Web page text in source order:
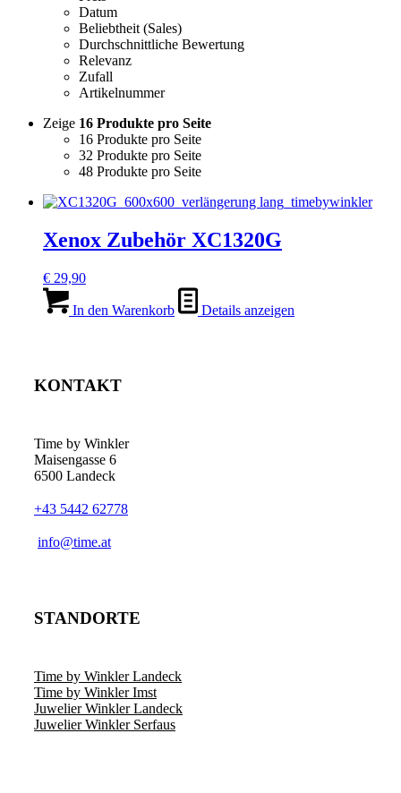
Datum
Beliebtheit (Sales)
Durchschnittliche Bewertung
Relevanz
Zufall
Artikelnummer
Zeige 16 Produkte pro Seite
16 Produkte pro Seite
32 Produkte pro Seite
48 Produkte pro Seite
Xenox Zubehör XC1320G
€ 29,90
In den Warenkorb Details anzeigen
KONTAKT
Time by Winkler
Maisengasse 6
6500 Landeck
+43 5442 62778
­info@time.at
STANDORTE
Time by Winkler Landeck
Time by Winkler Imst
Juwelier Winkler Landeck
Juwelier Winkler Serfaus